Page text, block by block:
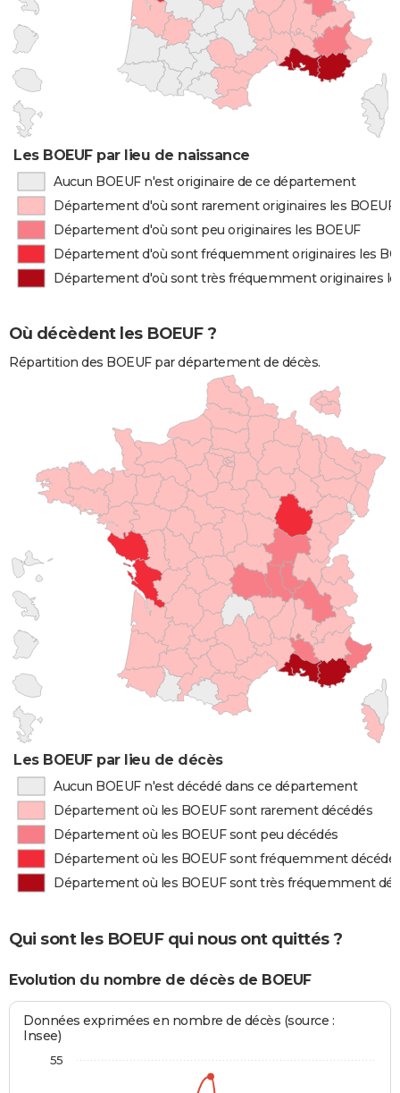
Les BOEUF par lieu de naissance
Aucun BOEUF n'est originaire de ce département
Département d'où sont rarement originaires les BOEUF
Département d'où sont peu originaires les BOEUF
Département d'où sont fréquemment originaires les
Département d'où sont très fréquemment originaires
Où décèdent les BOEUF ?
Répartition des BOEUF par département de décès.
Les BOEUF par lieu de décès
Aucun BOEUF n'est décédé dans ce département
Département où les BOEUF sont rarement décédés
Département où les BOEUF sont peu décédés
Département où les BOEUF sont fréquemment
Département où les BOEUF sont très fréquemment
Qui sont les BOEUF qui nous ont quittés ?
Evolution du nombre de décès de BOEUF
Données exprimées en nombre de décès (source :
Insee)
55